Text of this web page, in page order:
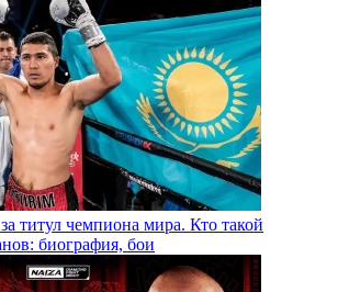
титул чемпиона мира. Кто такой
биография, бои